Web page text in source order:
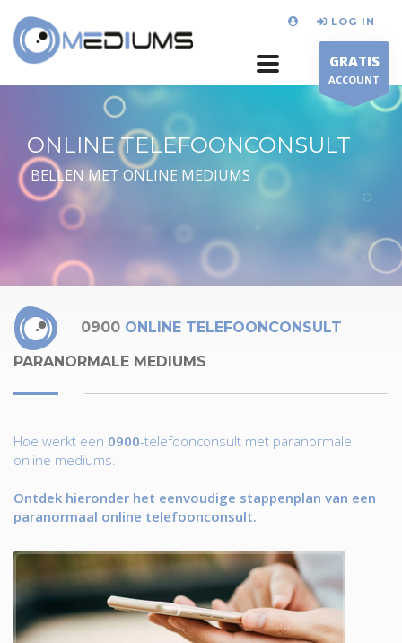
LOG IN
GRATIS
ACCOUNT
ONLINE TELEFOONCONSULT
BELLEN MET ONLINE MEDIUMS
0900 ONLINE TELEFOONCONSULT
PARANORMALE MEDIUMS
Hoe werkt een 0900-telefoonconsult met paranormale
online mediums.
Ontdek hieronder het eenvoudige stappenplan van een
paranormaal online telefoonconsult.